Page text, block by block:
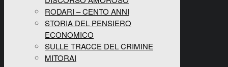
RODARI – CENTO ANNI
STORIA DEL PENSIERO
ECONOMICO
SULLE TRACCE DEL CRIMINE
MITORAI